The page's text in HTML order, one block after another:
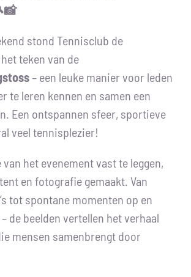
stond Tennisclub de
teken van de
– een leuke manier voor leden
te leren kennen en samen een
Een ontspannen sfeer, sportieve
veel tennisplezier!
van het evenement vast te leggen,
en fotografie gemaakt. Van
tot spontane momenten op en
de beelden vertellen het verhaal
mensen samenbrengt door